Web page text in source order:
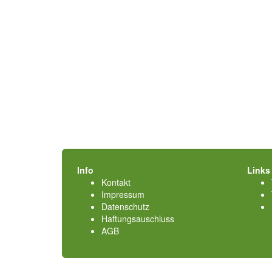
Info
Kontakt
Impressum
Datenschutz
Haftungsauschluss
AGB
Links